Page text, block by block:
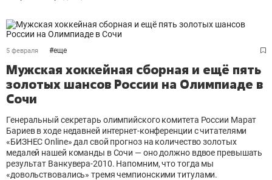
5 февраля #еще
Мужская хоккейная сборная и ещё пять
золотых шансов России на Олимпиаде в
Сочи
Генеральный секретарь олимпийского комитета России Марат
Бариев в ходе недавней интернет-конференции с читателями
«БИЗНЕС Online» дал свой прогноз на количество золотых
медалей нашей команды в Сочи — оно должно вдвое превышать
результат Ванкувера-2010. Напомним, что тогда мы
«довольствовались» тремя чемпионскими титулами.